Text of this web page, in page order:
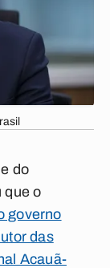
do
que o
governo
das
Acauã-